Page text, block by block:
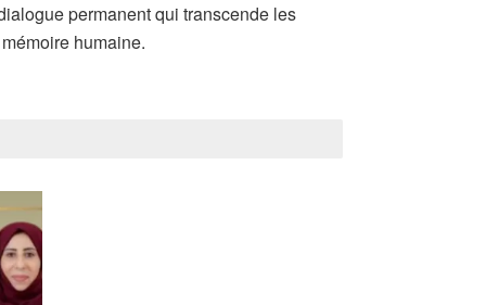
permanent qui transcende les
humaine.